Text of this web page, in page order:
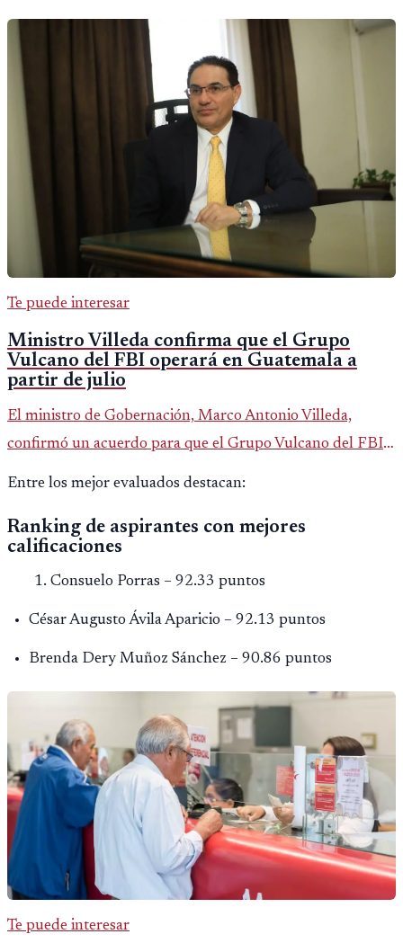
Te puede interesar
Ministro Villeda confirma que el Grupo
Vulcano del FBI operará en Guatemala a
partir de julio
El ministro de Gobernación, Marco Antonio Villeda,
confirmó un acuerdo para que el Grupo Vulcano del FBI
opere en Guatemala a partir de julio, tras un intento
Público.
Entre los mejor evaluados destacan:
Ranking de aspirantes con mejores
calificaciones
Consuelo Porras – 92.33 puntos
César Augusto Ávila Aparicio – 92.13 puntos
Brenda Dery Muñoz Sánchez – 90.86 puntos
Te puede interesar